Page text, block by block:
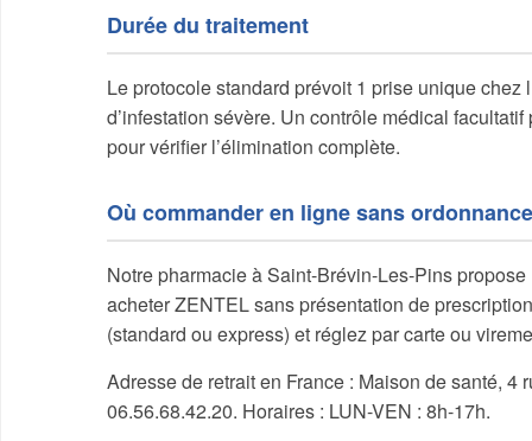
Durée du traitement
Le protocole standard prévoit 1 prise unique
d’infestation sévère. Un contrôle médical
pour vérifier l’élimination complète.
Où commander en ligne sans
Notre pharmacie à Saint-Brévin-Les-Pins
acheter ZENTEL sans présentation de
(standard ou express) et réglez par carte ou
Adresse de retrait en France : Maison de santé,
06.56.68.42.20. Horaires : LUN-VEN : 8h-17h.